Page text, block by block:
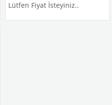
Lütfen Fiyat İsteyiniz..